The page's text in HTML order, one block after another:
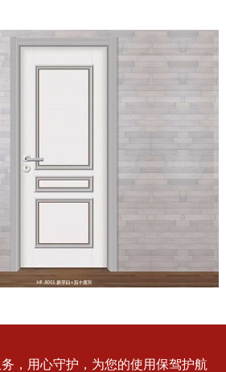
，用心守护，为您的使用保驾护航